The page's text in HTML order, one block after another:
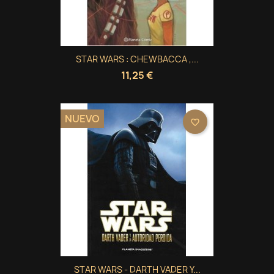
Crear lista de deseos
STAR WARS : CHEWBACCA ,...
11,25 €
STAR WARS - DARTH VADER Y...
NUEVO favorite_border